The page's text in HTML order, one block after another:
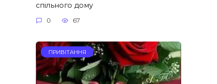
спільного дому
0 67
ПРИВІТАННЯ